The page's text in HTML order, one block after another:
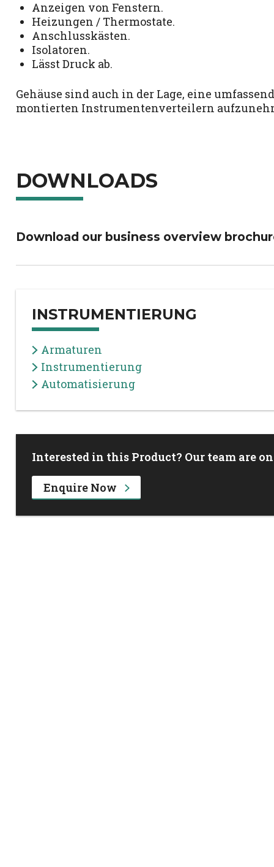
Anzeigen von Fenstern.
Heizungen / Thermostate.
Anschlusskästen.
Isolatoren.
Lässt Druck ab.
Gehäuse sind auch in der Lage, eine
montierten Instrumentenverteilern
DOWNLOADS
Download our business overview
INSTRUMENTIERUNG
Armaturen
Instrumentierung
Automatisierung
Interested in this Product? Our team are
Enquire Now